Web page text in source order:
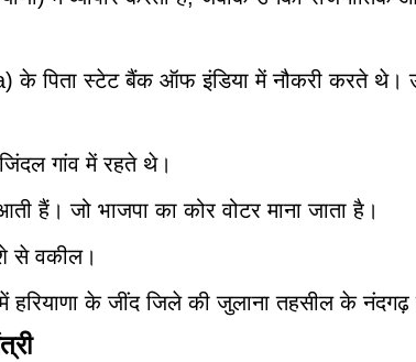
के पिता स्टेट बैंक ऑफ इंडिया में नौकरी करते थे।
जिंदल गांव में रहते थे।
हैं। जो भाजपा का कोर वोटर माना जाता है।
से वकील।
हरियाणा के जींद जिले की जुलाना तहसील के